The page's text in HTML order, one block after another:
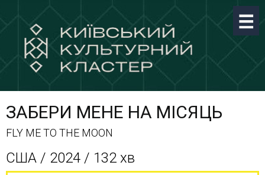
ЗАБЕРИ МЕНЕ НА МІСЯЦЬ
FLY ME TO THE MOON
США / 2024 / 132 хв